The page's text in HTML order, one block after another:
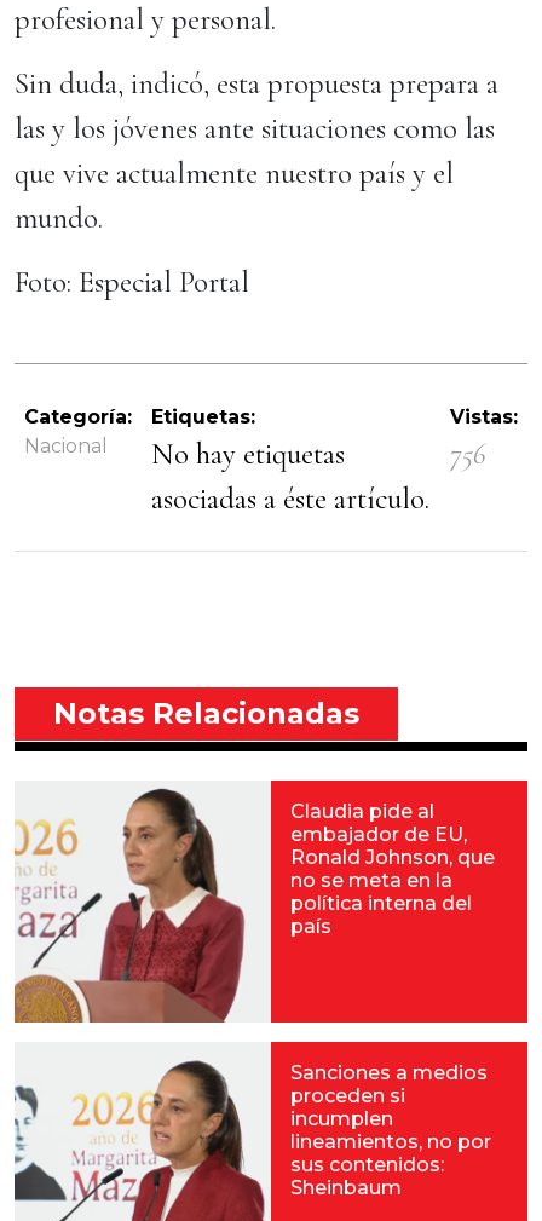
profesional y personal.
Sin duda, indicó, esta propuesta prepara a
las y los jóvenes ante situaciones como las
que vive actualmente nuestro país y el
mundo.
Foto: Especial Portal
Categoría:
Nacional
Etiquetas:
No hay etiquetas
asociadas a éste artículo.
Vistas:
756
Notas Relacionadas
Claudia pide al
embajador de EU,
Ronald Johnson, que
no se meta en la
política interna del
país
Sanciones a medios
proceden si
incumplen
lineamientos, no por
sus contenidos:
Sheinbaum